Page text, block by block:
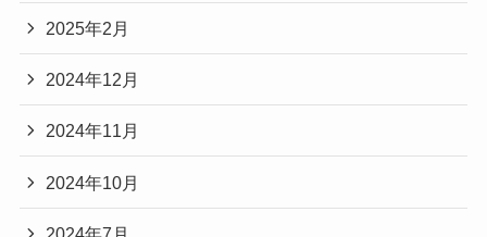
2025年2月
2024年12月
2024年11月
2024年10月